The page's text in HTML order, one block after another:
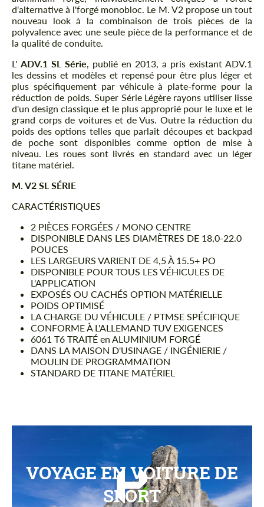
d'alternative à l'forgé monobloc. Le M. V2 propose un tout
nouveau look à la combinaison de trois pièces de la
polyvalence avec une seule pièce de la performance et de
la qualité de conduite.
L' ADV.1 SL Série, publié en 2013, a pris existant ADV.1
les dessins et modèles et repensé pour être plus léger et
plus spécifiquement par véhicule à plate-forme pour la
réduction de poids. Super Série Légère rayons utiliser lisse
d'un design classique et le plus approprié pour le luxe et le
grand corps de voitures et de Vus. Outre la réduction du
poids des options telles que parlait découpes et backpad
de poche sont disponibles comme option de mise à
niveau. Les roues sont livrés en standard avec un léger
titane matériel.
M. V2 SL SÉRIE
CARACTÉRISTIQUES
2 PIÈCES FORGÉES / MONO CENTRE
DISPONIBLE DANS LES DIAMÈTRES DE 18,0-22.0
POUCES
LES LARGEURS VARIENT DE 4,5 À 15.5+ PO
DISPONIBLE POUR TOUS LES VÉHICULES DE
L'APPLICATION
EXPOSÉS OU CACHÉS OPTION MATÉRIELLE
POIDS OPTIMISÉ
LA CHARGE DU VÉHICULE / PTMSE SPÉCIFIQUE
CONFORME À L'ALLEMAND TUV EXIGENCES
6061 T6 TRAITÉ en ALUMINIUM FORGÉ
DANS LA MAISON D'USINAGE / INGÉNIERIE /
MOULIN DE PROGRAMMATION
STANDARD DE TITANE MATÉRIEL
VOYAGE EN VOITURE DE
SPORT